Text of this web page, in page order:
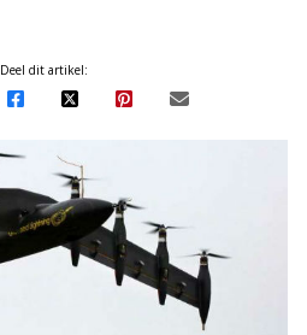
Deel dit artikel: